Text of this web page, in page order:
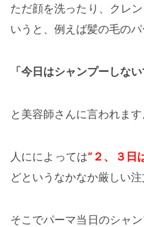
ただ顔を洗ったり、クレ
いうと、例えば髪の毛の
「今日はシャンプーしな
と美容師さんに言われます
人にによっては”２、３日
どというなかなか厳しい注
そこでパーマ当日のシャ